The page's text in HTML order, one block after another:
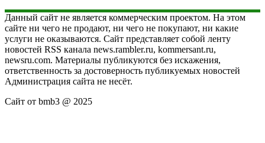
Данный сайт не является коммерческим проектом. На этом
сайте ни чего не продают, ни чего не покупают, ни какие
услуги не оказываются. Сайт представляет собой ленту
новостей RSS канала news.rambler.ru, kommersant.ru,
newsru.com. Материалы публикуются без искажения,
ответственность за достоверность публикуемых новостей
Администрация сайта не несёт.
Сайт от bmb3 @ 2025